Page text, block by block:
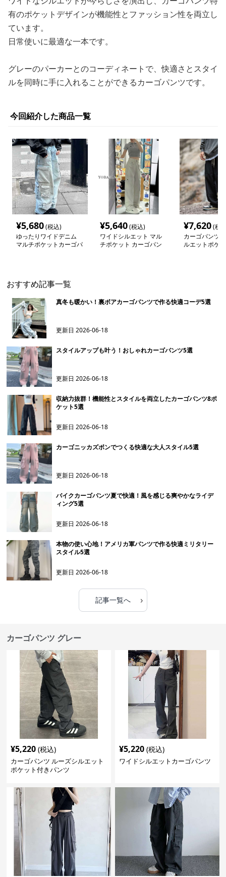
有のポケットデザインが機能性とファッション性を両立し
ています。
日常使いに最適な一本です。
グレーのパーカーとのコーディネートで、快適さとスタイ
ルを同時に手に入れることができるカーゴパンツです。
今回紹介した商品一覧
¥5,680(税込)
ゆったりワイドデニム
マルチポケットカーゴパ
¥5,640(税込)
ワイドシルエット マル
チポケット カーゴパン
¥7,620(税
カーゴパンツ
ルエットポケ
おすすめ記事一覧
真冬も暖かい！裏ボアカーゴパンツで作る快適コーデ5選
更新日2026-06-18
スタイルアップも叶う！おしゃれカーゴパンツ5選
更新日2026-06-18
収納力抜群！機能性とスタイルを両立したカーゴパンツ8ポ
ケット5選
更新日2026-06-18
カーゴニッカズボンでつくる快適な大人スタイル5選
更新日2026-06-18
バイクカーゴパンツ夏で快適！風を感じる爽やかなライデ
ィング5選
更新日2026-06-18
本物の使い心地！アメリカ軍パンツで作る快適ミリタリー
スタイル5選
更新日2026-06-18
記事一覧へ ›
カーゴパンツ グレー
¥5,220 (税込)
カーゴパンツ ルーズシルエット
ポケット付きパンツ
¥5,220 (税込)
ワイドシルエットカーゴパンツ